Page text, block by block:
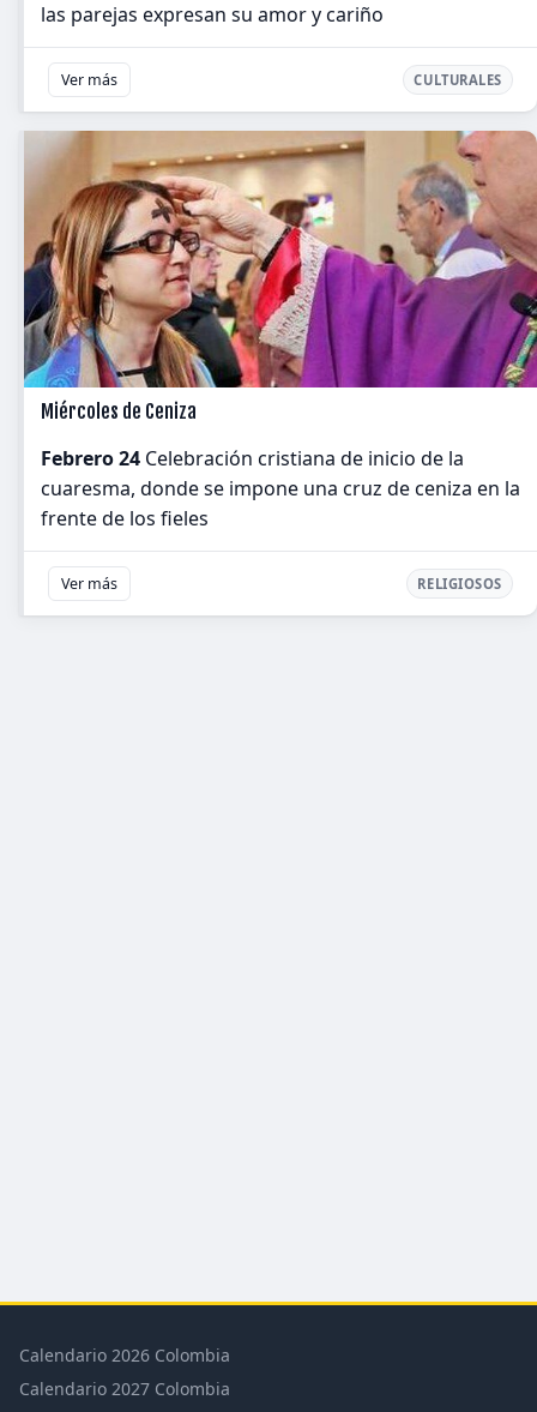
las parejas expresan su amor y cariño
Ver más CULTURALES
Miércoles de Ceniza
Febrero 24 Celebración cristiana de inicio de la
cuaresma, donde se impone una cruz de ceniza en la
frente de los fieles
Ver más RELIGIOSOS
Calendario 2026 Colombia
Calendario 2027 Colombia